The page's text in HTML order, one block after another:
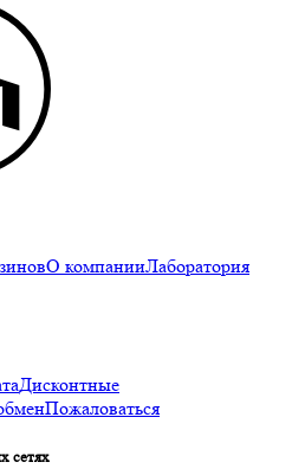
О компанииЛаборатория
Дисконтные
Пожаловаться
сетях